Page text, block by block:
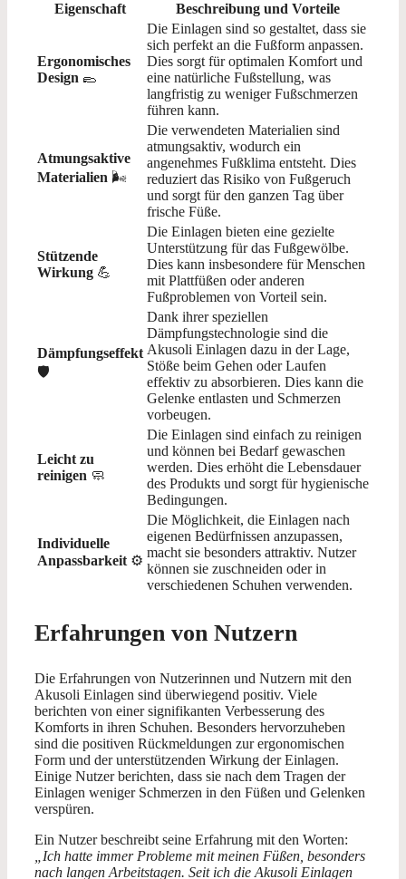
Eigenschaft Beschreibung und Vorteile
Ergonomisches
Design 🥿
Die Einlagen sind so gestaltet, dass sie
sich perfekt an die Fußform anpassen.
Dies sorgt für optimalen Komfort und
eine natürliche Fußstellung, was
langfristig zu weniger Fußschmerzen
führen kann.
Atmungsaktive
Materialien 🌬️
Die verwendeten Materialien sind
atmungsaktiv, wodurch ein
angenehmes Fußklima entsteht. Dies
reduziert das Risiko von Fußgeruch
und sorgt für den ganzen Tag über
frische Füße.
Stützende
Wirkung 💪
Die Einlagen bieten eine gezielte
Unterstützung für das Fußgewölbe.
Dies kann insbesondere für Menschen
mit Plattfüßen oder anderen
Fußproblemen von Vorteil sein.
Dämpfungseffekt
🛡️
Dank ihrer speziellen
Dämpfungstechnologie sind die
Akusoli Einlagen dazu in der Lage,
Stöße beim Gehen oder Laufen
effektiv zu absorbieren. Dies kann die
Gelenke entlasten und Schmerzen
vorbeugen.
Leicht zu
reinigen 🧼
Die Einlagen sind einfach zu reinigen
und können bei Bedarf gewaschen
werden. Dies erhöht die Lebensdauer
des Produkts und sorgt für hygienische
Bedingungen.
Individuelle
Anpassbarkeit ⚙️
Die Möglichkeit, die Einlagen nach
eigenen Bedürfnissen anzupassen,
macht sie besonders attraktiv. Nutzer
können sie zuschneiden oder in
verschiedenen Schuhen verwenden.
Erfahrungen von Nutzern
Die Erfahrungen von Nutzerinnen und Nutzern mit den
Akusoli Einlagen sind überwiegend positiv. Viele
berichten von einer signifikanten Verbesserung des
Komforts in ihren Schuhen. Besonders hervorzuheben
sind die positiven Rückmeldungen zur ergonomischen
Form und der unterstützenden Wirkung der Einlagen.
Einige Nutzer berichten, dass sie nach dem Tragen der
Einlagen weniger Schmerzen in den Füßen und Gelenken
verspüren.
Ein Nutzer beschreibt seine Erfahrung mit den Worten:
„Ich hatte immer Probleme mit meinen Füßen, besonders
nach langen Arbeitstagen. Seit ich die Akusoli Einlagen